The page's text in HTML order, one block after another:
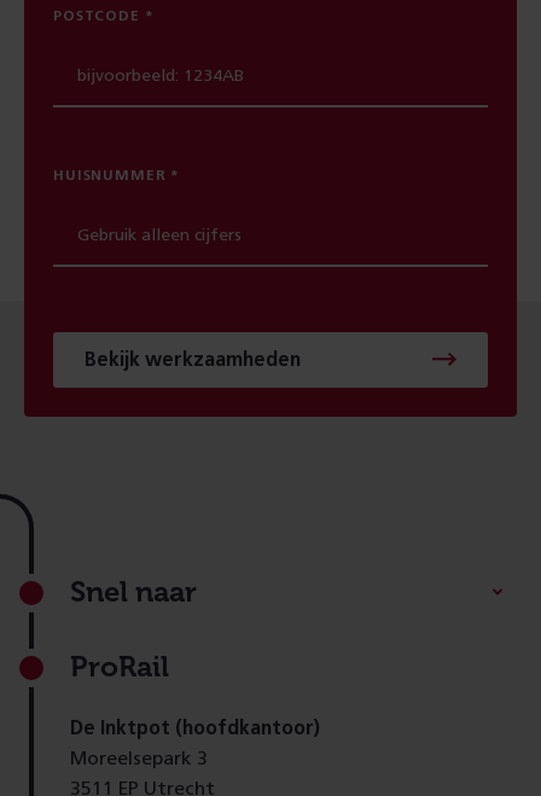
POSTCODE
HUISNUMMER
Bekijk werkzaamheden
Footer
Snel naar
ProRail
De Inktpot (hoofdkantoor)
Moreelsepark 3
3511 EP Utrecht